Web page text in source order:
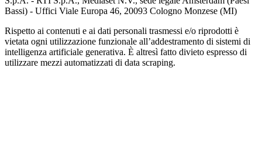
Bassi) - Uffici Viale Europa 46, 20093 Cologno Monzese (MI)
Rispetto ai contenuti e ai dati personali trasmessi e/o riprodotti è
vietata ogni utilizzazione funzionale all’addestramento di sistemi di
intelligenza artificiale generativa. È altresì fatto divieto espresso di
utilizzare mezzi automatizzati di data scraping.